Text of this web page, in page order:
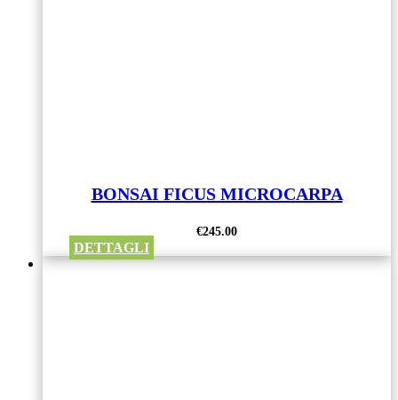
BONSAI FICUS MICROCARPA
€245.00
DETTAGLI